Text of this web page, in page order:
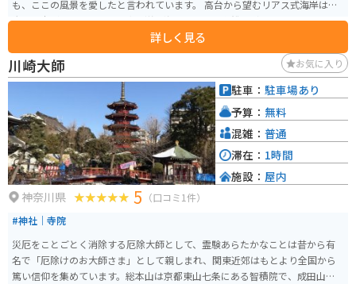
も、ここの風景を愛したと言われています。 高台から望むリアス式海岸は雄
大で迫力があります。また太平洋の海原に浮かぶ漁船などもよく見えます。
ハイキングコースは一周2.3km。 鳥のさえずりや通り過ぎる風の音は、日常
と隔絶されたひと時を提供してくれます。
詳しく見る
川崎大師 お気に入り
神奈川県 5 （口コミ1件）
#神社｜寺院
災厄をことごとく消除する厄除大師として、霊験あらたかなことは昔から有
名で「厄除けのお大師さま」として親しまれ、関東近郊はもとより全国から
篤い信仰を集めています。総本山は京都東山七条にある智積院で、成田山新
駐車： 駐車場あり
予算： 無料
混雑： 普通
滞在： 1時間
施設： 屋内